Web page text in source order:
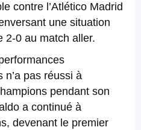
contre l’Atlético Madrid
une situation
2-0 au match aller.
n’a pas réussi à
pendant son
a continué à
devenant le premier